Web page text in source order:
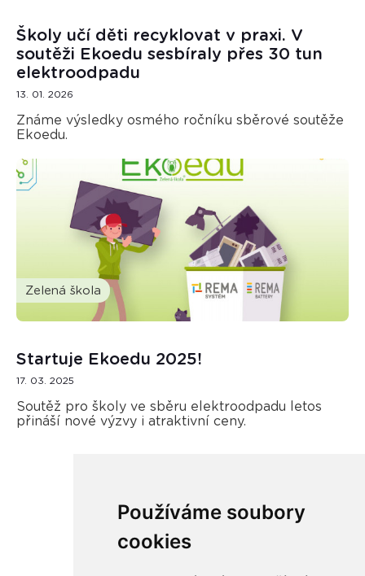
Používáme soubory
cookies
Školy učí děti recyklovat v praxi. V
soutěži Ekoedu sesbíraly přes 30 tun
elektroodpadu
13. 01. 2026
Známe výsledky osmého ročníku sběrové soutěže
Ekoedu.
Zelená škola
Startuje Ekoedu 2025!
17. 03. 2025
Soutěž pro školy ve sběru elektroodpadu letos
přináší nové výzvy i atraktivní ceny.
Načíst další